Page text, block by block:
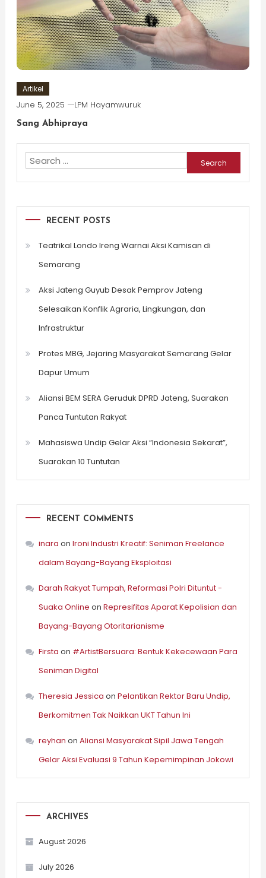
Artikel
June 5, 2025 LPM Hayamwuruk
Sang Abhipraya
Search
for:
RECENT POSTS
Teatrikal Londo Ireng Warnai Aksi Kamisan di
Semarang
Aksi Jateng Guyub Desak Pemprov Jateng
Selesaikan Konflik Agraria, Lingkungan, dan
Infrastruktur
Protes MBG, Jejaring Masyarakat Semarang Gelar
Dapur Umum
Aliansi BEM SERA Geruduk DPRD Jateng, Suarakan
Panca Tuntutan Rakyat
Mahasiswa Undip Gelar Aksi “Indonesia Sekarat”,
Suarakan 10 Tuntutan
RECENT COMMENTS
inara on Ironi Industri Kreatif: Seniman Freelance
dalam Bayang-Bayang Eksploitasi
Darah Rakyat Tumpah, Reformasi Polri Dituntut -
Suaka Online on Represifitas Aparat Kepolisian dan
Bayang-Bayang Otoritarianisme
Firsta on #ArtistBersuara: Bentuk Kekecewaan Para
Seniman Digital
Theresia Jessica on Pelantikan Rektor Baru Undip,
Berkomitmen Tak Naikkan UKT Tahun Ini
reyhan on Aliansi Masyarakat Sipil Jawa Tengah
Gelar Aksi Evaluasi 9 Tahun Kepemimpinan Jokowi
ARCHIVES
August 2026
July 2026